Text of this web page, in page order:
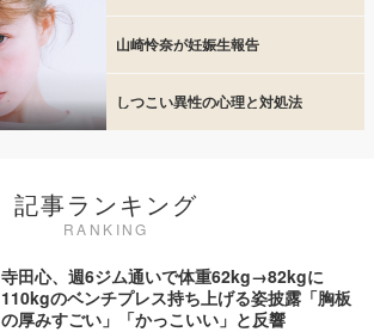
山崎怜奈が妊娠生報告
しつこい異性の心理と対処法
記事ランキング
RANKING
寺田心、週6ジム通いで体重62kg→82kgに
110kgのベンチプレス持ち上げる姿披露「胸板
の厚みすごい」「かっこいい」と反響